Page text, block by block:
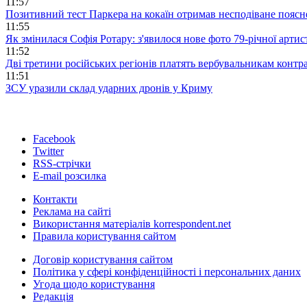
Позитивний тест Паркера на кокаїн отримав несподіване
11:55
Як змінилася Софія Ротару: з'явилося нове фото 79-річної
11:52
Дві третини російських регіонів платять вербувальникам
11:51
ЗСУ уразили склад ударних дронів у Криму
Facebook
Twitter
RSS-стрічки
E-mail розсилка
Контакти
Реклама на сайті
Використання матеріалів korrespondent.net
Правила користування сайтом
Договір користування сайтом
Політика у сфері конфіденційності і персональних даних
Угода щодо користування
Редакція